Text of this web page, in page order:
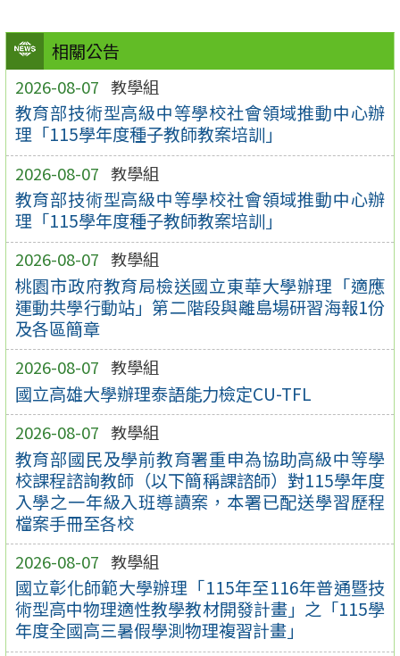
相關公告
2026-08-07 教學組
教育部技術型高級中等學校社會領域推動中心辦
理「115學年度種子教師教案培訓」
2026-08-07 教學組
教育部技術型高級中等學校社會領域推動中心辦
理「115學年度種子教師教案培訓」
2026-08-07 教學組
桃園市政府教育局檢送國立東華大學辦理「適應
運動共學行動站」第二階段與離島場研習海報1份
及各區簡章
2026-08-07 教學組
國立高雄大學辦理泰語能力檢定CU-TFL
2026-08-07 教學組
教育部國民及學前教育署重申為協助高級中等學
校課程諮詢教師（以下簡稱課諮師）對115學年度
入學之一年級入班導讀案，本署已配送學習歷程
檔案手冊至各校
2026-08-07 教學組
國立彰化師範大學辦理「115年至116年普通暨技
術型高中物理適性教學教材開發計畫」之「115學
年度全國高三暑假學測物理複習計畫」